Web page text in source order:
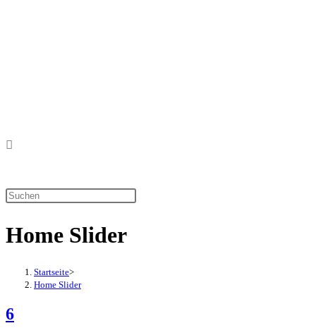
Diese
durchsuchen
Home Slider
Startseite>
Home Slider
6